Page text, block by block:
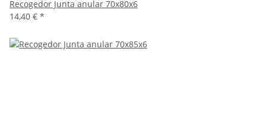
Recogedor Junta anular 70x80x6
14,40 € *